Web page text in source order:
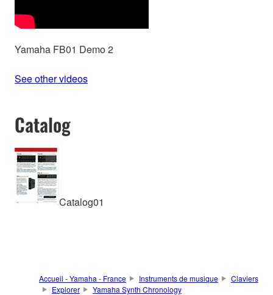
Yamaha FB01 Demo 2
See other videos
Catalog
Catalog01
Accueil - Yamaha - France Instruments de musique
Claviers
Explorer
Yamaha Synth Chronology